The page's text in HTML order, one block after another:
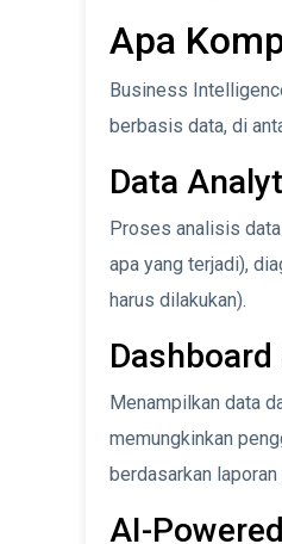
Apa
Business
berbasis data, di
Data
Proses analisis
apa yang terjadi),
harus dilakukan).
Menampilkan data
memungkinkan
berdasarkan
AI-